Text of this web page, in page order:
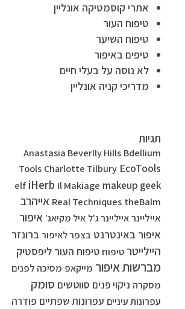
אתרי קוסמטיקה אונליין
טיפוח העור
טיפוח השיער
טיפים באיפור
לא נוסה על בעלי חיים
מדריכי קניה אונליין
תגיות
Anastasia Beverlly Hills Bdellium
Tools Charlotte Tilbury EcoTools
elf iHerb Il Makiage makeup geek
Real Techniques theBalm אייהרב
אייליינראייליינר ג'ל איל מקיאג' איפור
איפור באינטרנט בצפר לאיפור ברונזר
היילייטרטיפוח טיפוח העור ליפסטיק
מברשות איפור מייקאפ מסיכה לפנים
מסקרה ניקוי פנים סווטשים סומק
עפרונות עיניים עפרונות שפתיים פודרה